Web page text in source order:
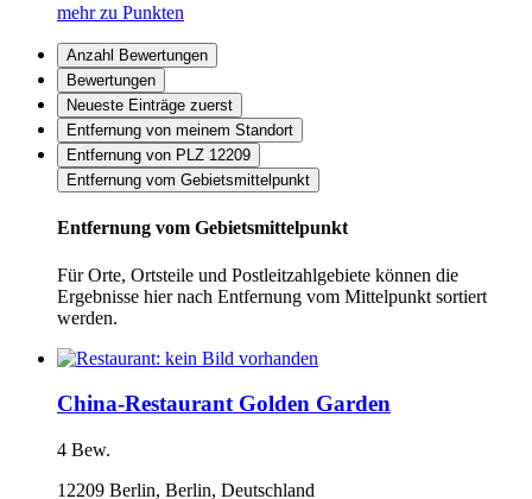
mehr zu Punkten
Anzahl Bewertungen
Bewertungen
Neueste Einträge zuerst
Entfernung von meinem Standort
Entfernung von PLZ 12209
Entfernung vom Gebietsmittelpunkt
Entfernung vom Gebietsmittelpunkt
Für Orte, Ortsteile und Postleitzahlgebiete können die
Ergebnisse hier nach Entfernung vom Mittelpunkt sortiert
werden.
China-Restaurant Golden Garden
4 Bew.
12209 Berlin, Berlin, Deutschland